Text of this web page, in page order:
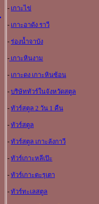
- เกาะไข่
- เกาะอาดัง ราวี
- ร่องน้ำจาบัง
- เกาะหินงาม
- เกาะดง เกาะหินซ้อน
- บริษัททัวร์ในจังหวัดสตูล
- ทัวร์สตูล 2 วัน 1 คืน
- ทัวร์สตูล
- ทัวร์สตูล เกาะลังกาวี
- ทัวร์เกาะหลีเป๊ะ
- ทัวร์เกาะตะรุเตา
- ทัวร์ทะเลสตูล